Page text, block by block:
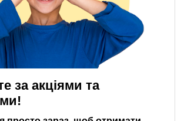
за акціями та